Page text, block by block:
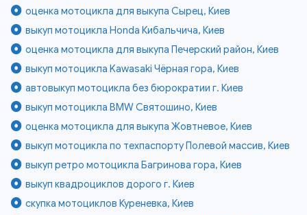
оценка мотоцикла для выкупа Сырец, Киев
выкуп мотоцикла Honda Кибальчича, Киев
оценка мотоцикла для выкупа Печерский район, Киев
выкуп мотоцикла Kawasaki Чёрная гора, Киев
автовыкуп мотоцикла без бюрократии г. Киев
выкуп мотоцикла BMW Святошино, Киев
оценка мотоцикла для выкупа Жовтневое, Киев
выкуп мотоцикла по техпаспорту Полевой массив, Киев
выкуп ретро мотоцикла Багринова гора, Киев
выкуп квадроциклов дорого г. Киев
скупка мотоциклов Куреневка, Киев